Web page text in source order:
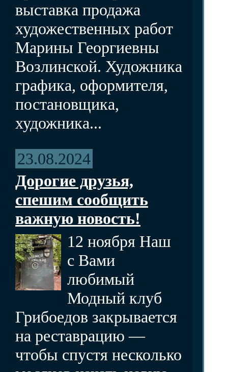
выставка продажа
художественных работ
Марины Георгиевны
Возлинской. Художника
графика, оформителя,
постановщика,
художника...
23.08.2024
Дорогие друзья,
спешим сообщить
важную новость!
12 ноября Наш
с Вами
любимый
Модный клуб
Грибоедов закрывается
на реставрацию —
чтобы спустя несколько